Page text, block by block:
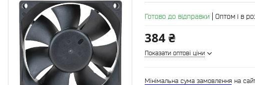
Готово до відправки Оптом і в
384 ₴
Показати оптові ціни
Мінімальна сума замовлення на